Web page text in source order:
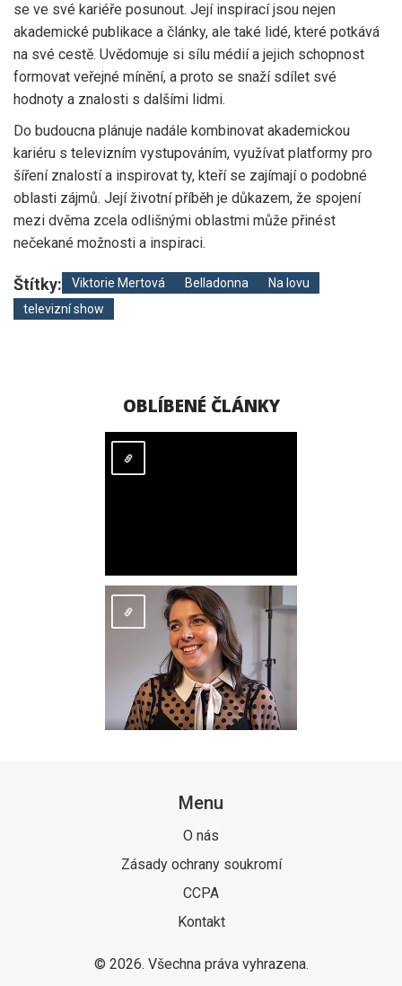
se ve své kariéře posunout. Její inspirací jsou nejen
akademické publikace a články, ale také lidé, které potkává
na své cestě. Uvědomuje si sílu médií a jejich schopnost
formovat veřejné mínění, a proto se snaží sdílet své
hodnoty a znalosti s dalšími lidmi.
Do budoucna plánuje nadále kombinovat akademickou
kariéru s televizním vystupováním, využívat platformy pro
šíření znalostí a inspirovat ty, kteří se zajímají o podobné
oblasti zájmů. Její životní příběh je důkazem, že spojení
mezi dvěma zcela odlišnými oblastmi může přinést
nečekané možnosti a inspiraci.
Štítky: Viktorie Mertová Belladonna
Na lovu
televizní show
OBLÍBENÉ ČLÁNKY
Menu
O nás
Zásady ochrany soukromí
CCPA
Kontakt
© 2026. Všechna práva vyhrazena.